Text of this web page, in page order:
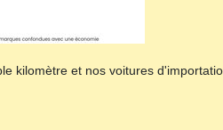
kilomètre et nos voitures